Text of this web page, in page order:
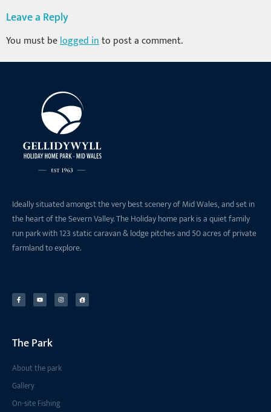
Leave a Reply
You must belogged into post a comment.
Ideally situated amongst the very best scenery of Mid Wales, and set in
the heart of the Severn Valley. The Holiday home park is a quiet family
run park with 123 static caravan & lodge pitches and 50 acres of private
farmland to explore.
The Park
About the park
Gallery
On-site Fishing